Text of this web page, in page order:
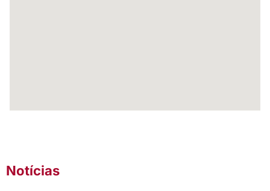
Notícias